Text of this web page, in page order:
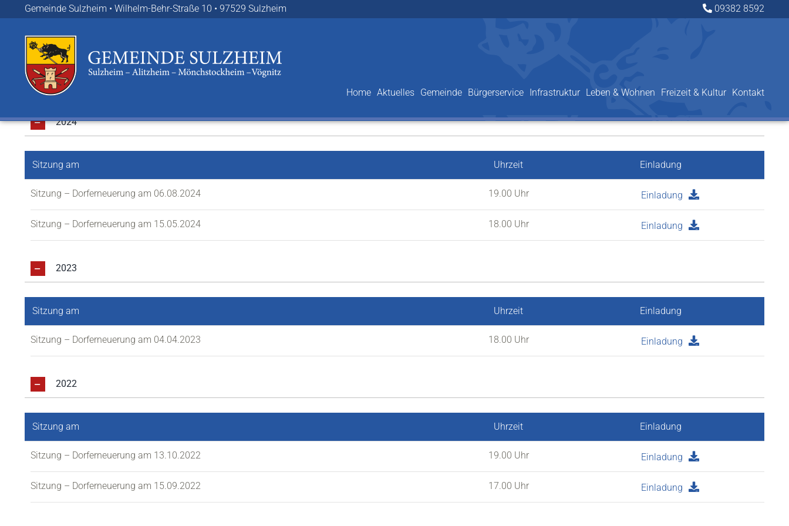
springen
Gemeinde Sulzheim • Wilhelm-Behr-Straße 10 • 97529 Sulzheim 09382 8592
Home Aktuelles Gemeinde Bürgerservice Infrastruktur Leben & Wohnen Freizeit & Kultur Kontakt
2024
Sitzung am Uhrzeit Einladung
Sitzung – Dorferneuerung am 06.08.2024 19.00 Uhr Einladung
Sitzung – Dorferneuerung am 15.05.2024 18.00 Uhr Einladung
2023
Sitzung am Uhrzeit Einladung
Sitzung – Dorferneuerung am 04.04.2023 18.00 Uhr Einladung
2022
Sitzung am Uhrzeit Einladung
Sitzung – Dorferneuerung am 13.10.2022 19.00 Uhr Einladung
Sitzung – Dorferneuerung am 15.09.2022 17.00 Uhr Einladung